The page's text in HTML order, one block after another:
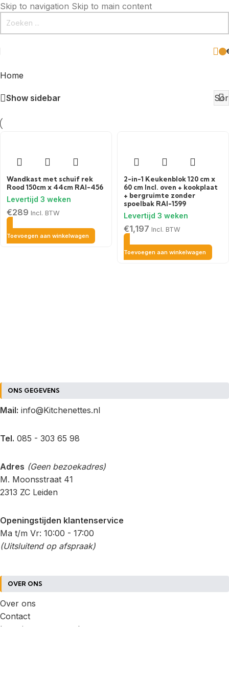
Skip to navigation Skip to main content
Home
Show sidebar
Wandkast met schuif rek
Rood 150cm x 44cm RAI-456
€289 Incl. BTW
Toevoegen aan winkelwagen
2-in-1 Keukenblok 120 cm x
60 cm Incl. oven + kookplaat
+ bergruimte zonder
spoelbak RAI-1599
€1,197 Incl. BTW
Toevoegen aan winkelwagen
ONS GEGEVENS
Mail: info@Kitchenettes.nl
Tel. 085 - 303 65 98
Adres (Geen bezoekadres)
M. Moonsstraat 41
2313 ZC Leiden
Openingstijden klantenservice
Ma t/m Vr: 10:00 - 17:00
(Uitsluitend op afspraak)
OVER ONS
Over ons
Contact
Leveringsvoorwaarden